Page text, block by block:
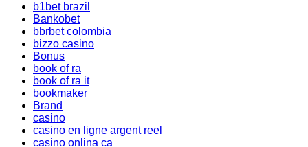
b1bet brazil
Bankobet
bbrbet colombia
bizzo casino
Bonus
book of ra
book of ra it
bookmaker
Brand
casino
casino en ligne argent reel
casino onlina ca